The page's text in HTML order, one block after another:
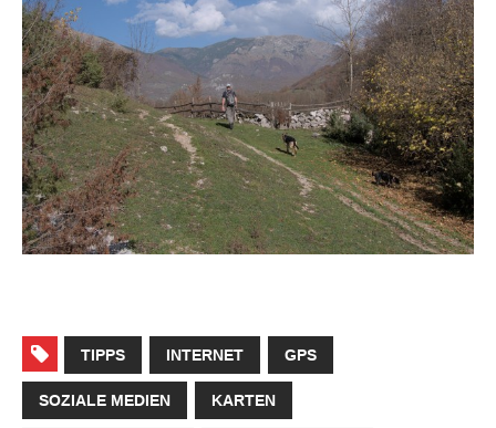
TIPPS INTERNET GPS
SOZIALE MEDIEN KARTEN